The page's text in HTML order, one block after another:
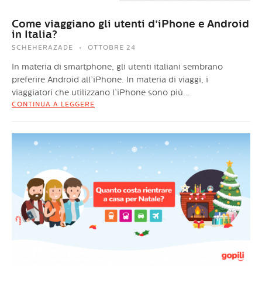
Come viaggiano gli utenti d’iPhone e Android
in Italia?
SCHEHERAZADE OTTOBRE 24
In materia di smartphone, gli utenti italiani sembrano
preferire Android all’iPhone. In materia di viaggi, i
viaggiatori che utilizzano l’iPhone sono più...
CONTINUA A LEGGERE